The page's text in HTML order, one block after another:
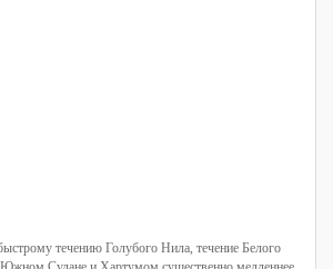
течению Голубого Нила, течение Белого